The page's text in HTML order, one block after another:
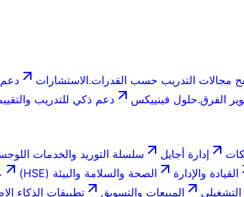
مجالات التدريب حسب القدرات.الاستشارات دعم
الفرق.حلول فينييكس
دعم ذكي للتدريب
إدارة أجايل سلسلة التوريد والخدمات
القيادة والإدارة الصحة والسلامة والبيئة (HSE)
التشغيلي المبيعات والتسويق تطبيقات الذكاء